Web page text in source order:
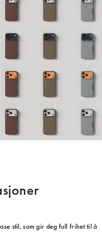
stil, som gir deg full frihet til å